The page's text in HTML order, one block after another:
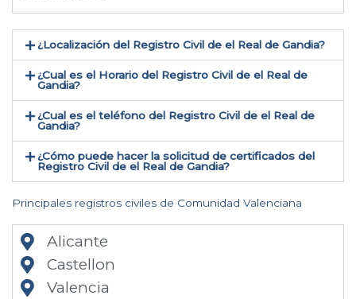
¿Localización del Registro Civil de el Real de Gandia​?
¿Cual es el Horario del Registro Civil de el Real de
Gandia?
¿Cual es el teléfono del Registro Civil de el Real de
Gandia​?
¿Cómo puede hacer la solicitud de certificados del
Registro Civil de el Real de Gandia​?
Principales registros civiles de Comunidad Valenciana
Alicante
Castellon
Valencia